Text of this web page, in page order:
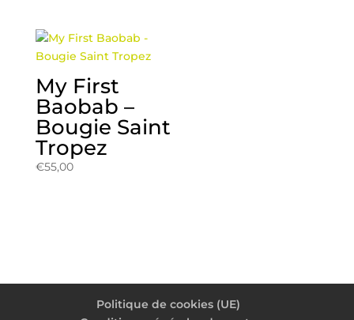
€60,00
à
My First
Baobab –
Bougie Saint
Tropez
€55,00
Politique de cookies (UE)